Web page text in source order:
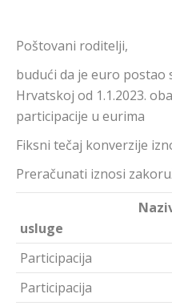
Poštovani roditelji,
budući da je euro postao
Hrvatskoj od 1.1.2023.
participacije u eurima
Fiksni tečaj konverzije
Preračunati iznosi
usluge
Participacija
Participacija